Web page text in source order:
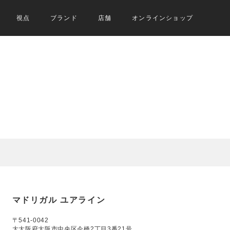
視点 ブランド 店舗 オンラインショップ
マドリガル ユアライン
〒541-0042